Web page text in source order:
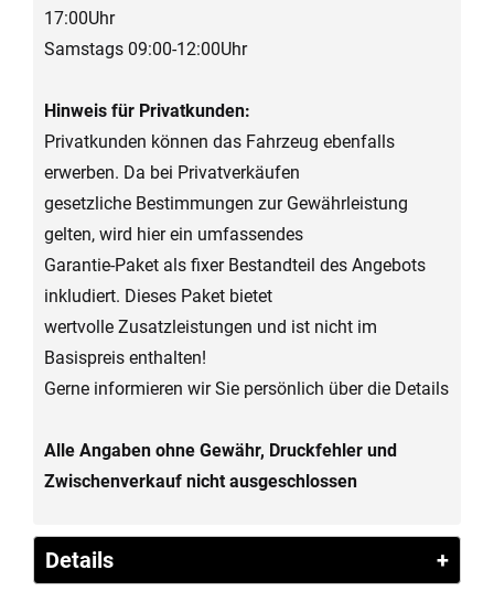
17:00Uhr
Samstags 09:00-12:00Uhr
Hinweis für Privatkunden:
Privatkunden können das Fahrzeug ebenfalls
erwerben. Da bei Privatverkäufen
gesetzliche Bestimmungen zur Gewährleistung
gelten, wird hier ein umfassendes
Garantie-Paket als fixer Bestandteil des Angebots
inkludiert. Dieses Paket bietet
wertvolle Zusatzleistungen und ist nicht im
Basispreis enthalten!
Gerne informieren wir Sie persönlich über die Details
Alle Angaben ohne Gewähr, Druckfehler und
Zwischenverkauf nicht ausgeschlossen
Details